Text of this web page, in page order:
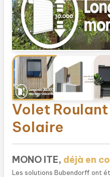
Volet Roulant
Solaire
MONO ITE, déjà en
Les solutions Bubendorff ont